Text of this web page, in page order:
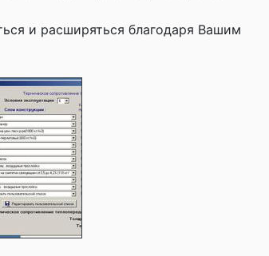
и расширяться благодаря Вашим